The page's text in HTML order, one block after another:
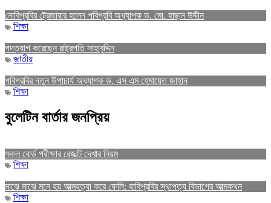
নোবিপ্রবির ট্রেজারার হলেন পবিপ্রবি অধ্যাপক ড. মো. হাছান উদ্দীন
শিক্ষা
পদত্যাগ করেছেন রাষ্ট্রপতি সাহাবুদ্দিন
জাতীয়
পবিপ্রবির নতুন উপাচার্য অধ্যাপক ড. এস এম হেমায়েত জাহান
শিক্ষা
বুলেটিন বার্তার জনপ্রিয়
সকল বোর্ড পরীক্ষার রেজাল্ট দেখার নিয়ম
শিক্ষা
মাঝে মাঝে মনে হয় আত্মহত্যা করে ফেলি: হাবিপ্রবির স্থাপত্য বিভাগের আত্মকথন
শিক্ষা